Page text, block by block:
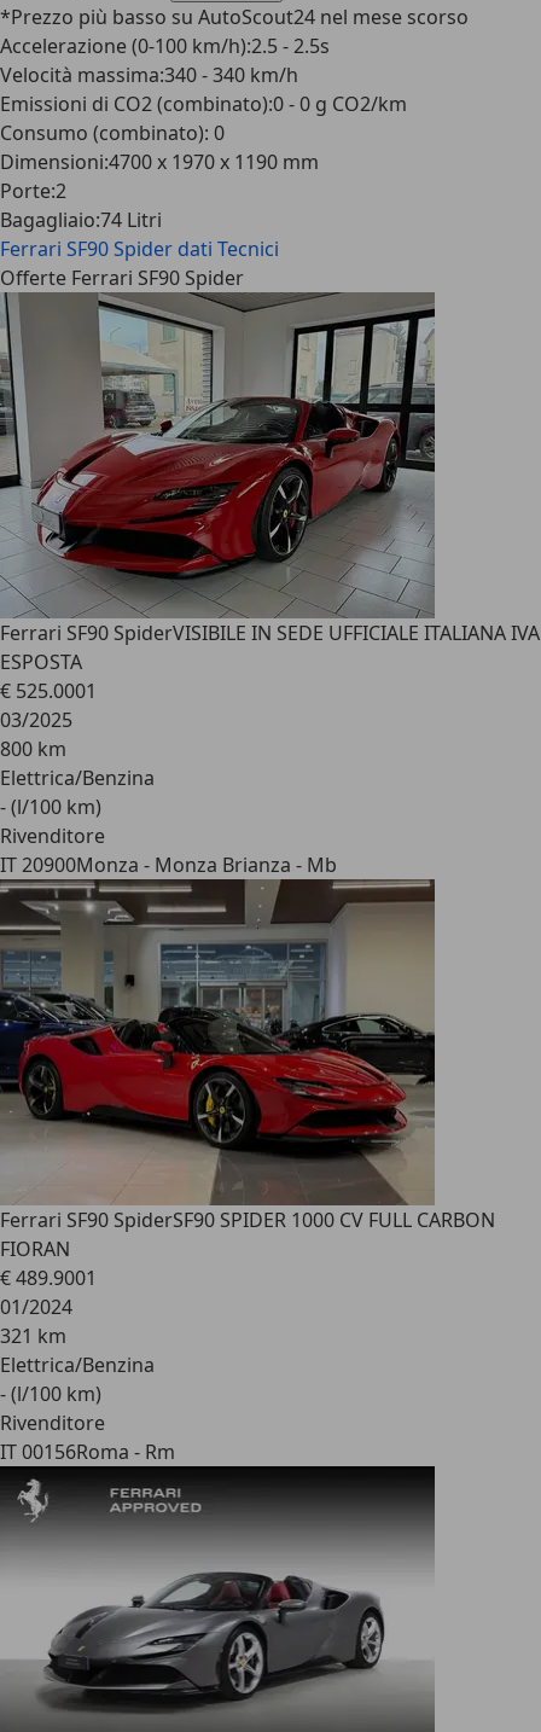
*Prezzo più basso su AutoScout24 nel mese scorso
Accelerazione (0-100 km/h):2.5 - 2.5s
Velocità massima:340 - 340 km/h
Emissioni di CO2 (combinato):0 - 0 g CO2/km
Consumo (combinato): 0
Dimensioni:4700 x 1970 x 1190 mm
Porte:2
Bagagliaio:74 Litri
Ferrari SF90 Spider dati Tecnici
Offerte Ferrari SF90 Spider
Ferrari SF90 SpiderVISIBILE IN SEDE UFFICIALE ITALIANA IVA
ESPOSTA
€ 525.0001
03/2025
800 km
Elettrica/Benzina
- (l/100 km)
Rivenditore
IT 20900Monza - Monza Brianza - Mb
Ferrari SF90 SpiderSF90 SPIDER 1000 CV FULL CARBON
FIORAN
€ 489.9001
01/2024
321 km
Elettrica/Benzina
- (l/100 km)
Rivenditore
IT 00156Roma - Rm